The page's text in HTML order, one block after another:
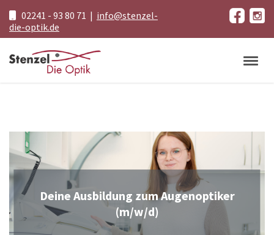
02241 - 93 80 71 | info@stenzel-
die-optik.de
Deine Ausbildung zum Augenoptiker
(m/w/d)